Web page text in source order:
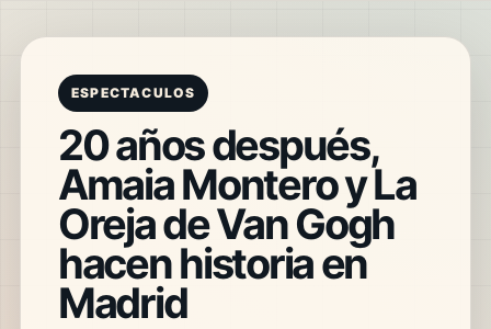
ESPECTACULOS
20 años después,
Amaia Montero y La
Oreja de Van Gogh
hacen historia en
Madrid